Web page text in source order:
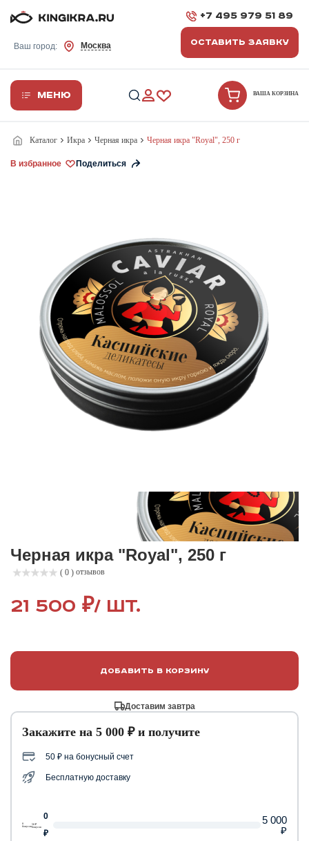
Ваш город: Москва
+7 495 979 51 89
ОСТАВИТЬ ЗАЯВКУ
Меню ВАША КОРЗИНА
Каталог Икра Черная икра Черная икра "Royal", 250 г
В избранное
Черная икра "Royal", 250 г
( 0 ) отзывов
21 500 ₽/ шт.
Добавить в корзину
Доставим завтра
Закажите на 5 000 ₽ и получите
50 ₽ на бонусный счет
Бесплатную доставку
0
₽
5 000
₽
0
бонусов
50 ₽
бонусов